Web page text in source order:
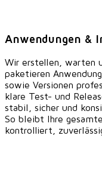
Anwendungen &
Wir erstellen, warten
paketieren
sowie Versionen
klare Test- und
stabil, sicher und
So bleibt Ihre
kontrolliert,